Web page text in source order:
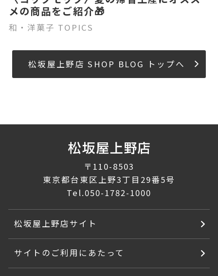
メの商品をご紹介🎁
和・洋菓子 TOPICS
松坂屋上野店 SHOP BLOG トップへ
〒110-8503
東京都台東区上野3丁目29番5号
Tel.050-1782-1000
松坂屋上野店サイト
サイトのご利用にあたって